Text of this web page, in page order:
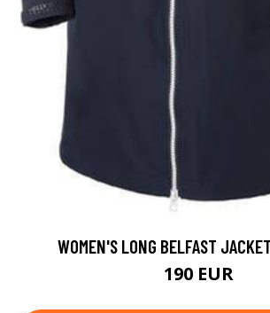
WOMEN'S LONG BELFAST
190 EUR